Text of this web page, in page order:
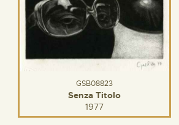
GSB08823
Senza Titolo
1977